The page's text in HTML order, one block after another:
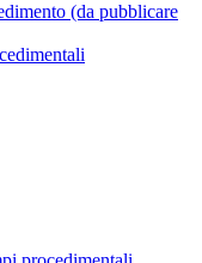
(da pubblicare